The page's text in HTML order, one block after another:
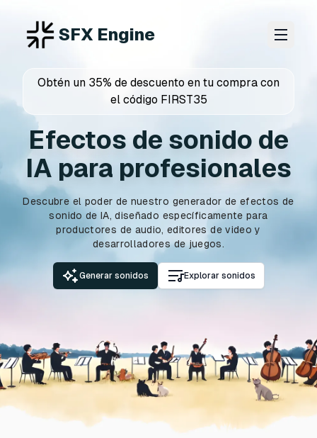
SFX Engine
Obtén un 35% de descuento en tu compra con
el código FIRST35
Efectos de sonido de
IA para profesionales
Descubre el poder de nuestro generador de efectos de
sonido de IA, diseñado específicamente para
productores de audio, editores de video y
desarrolladores de juegos.
Generar sonidos Explorar sonidos